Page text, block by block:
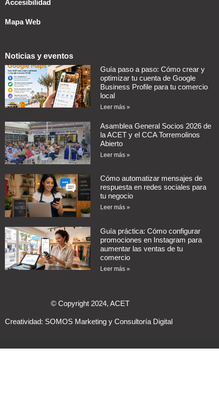
Accesibilidad
Mapa Web
Noticias y eventos
Guía paso a paso: Cómo crear y
optimizar tu cuenta de Google
Business Profile para tu comercio
local
Leer más »
Asamblea General Socios 2026 de
la ACET y el CCA Torremolinos
Abierto
Leer más »
Cómo automatizar mensajes de
respuesta en redes sociales para
tu negocio
Leer más »
Guía práctica: Cómo configurar
promociones en Instagram para
aumentar las ventas de tu
comercio
Leer más »
© Copyright 2024, ACET
Creatividad: SOMOS Marketing y Consultoría Digital